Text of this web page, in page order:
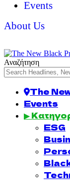
Events
About Us
Αναζήτηση
The
Events
▶
ESG